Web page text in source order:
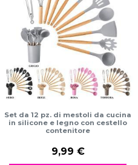
Set da 12 pz. di mestoli da cucina
in silicone e legno con cestello
contenitore
9,99 €